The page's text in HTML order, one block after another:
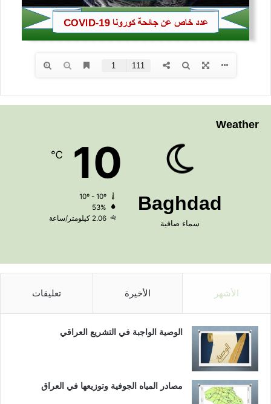
Weather
Baghdad
سماء صافية
10
℃
53%
2.06 كيلومتر/ساعة
الأشهر الأخيرة تعليقات
الوصية الواجبة في التشريع العراقي
مصادر المياه الجوفية وتوزيعها في العراق